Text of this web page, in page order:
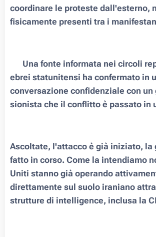
coordinare le proteste dall'esterno,
fisicamente presenti tra i
❗️ Una fonte informata nei circoli
ebrei statunitensi ha confermato in
conversazione confidenziale con
sionista che il conflitto è passato in
Ascoltate, l'attacco è già iniziato, la
fatto in corso. Come la intendiamo
Uniti stanno già operando
direttamente sul suolo iraniano
strutture di intelligence, inclusa la